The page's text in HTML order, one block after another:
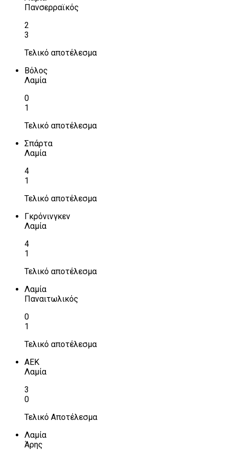
Πανσερραϊκός
2
3
Τελικό αποτέλεσμα
Βόλος
Λαμία
0
1
Τελικό αποτέλεσμα
Σπάρτα
Λαμία
4
1
Τελικό αποτέλεσμα
Γκρόνινγκεν
Λαμία
4
1
Τελικό αποτέλεσμα
Λαμία
Παναιτωλικός
0
1
Τελικό αποτέλεσμα
ΑΕΚ
Λαμία
3
0
Τελικό Αποτέλεσμα
Λαμία
Άρης